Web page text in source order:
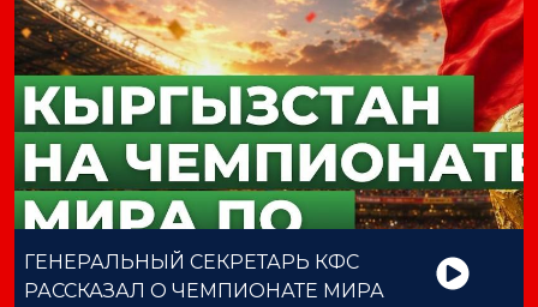
ГЕНЕРАЛЬНЫЙ СЕКРЕТАРЬ КФС
РАССКАЗАЛ О ЧЕМПИОНАТЕ МИРА